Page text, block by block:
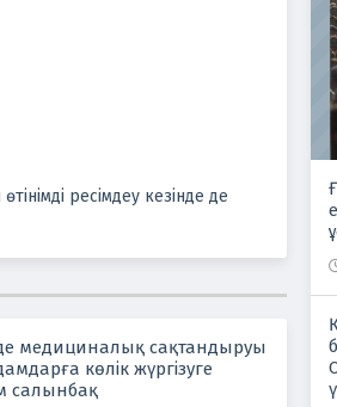
ресімдеу кезінде де
медициналық сақтандыруы
көлік жүргізуге
салынбақ